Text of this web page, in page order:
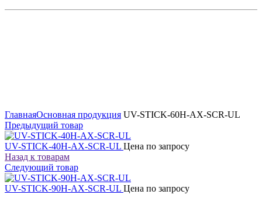
ГлавнаяОсновная продукция UV-STICK-60H-AX-SCR-UL
Предыдущий товар
UV-STICK-40H-AX-SCR-UL Цена по запросу
Назад к товарам
Следующий товар
UV-STICK-90H-AX-SCR-UL Цена по запросу